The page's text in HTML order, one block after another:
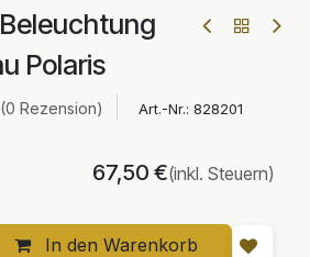
Polaris
(0 Rezension) Art.-Nr.: 828201
In den Warenkorb
67,50 €(inkl. Steuern)